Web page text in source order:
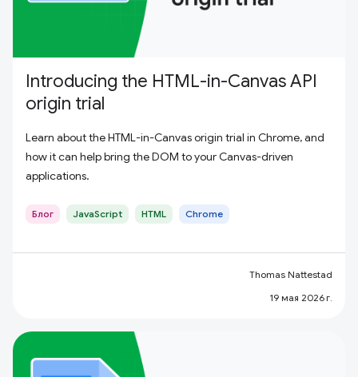
Introducing the HTML-in-Canvas API
origin trial
Learn about the HTML-in-Canvas origin trial in Chrome, and
how it can help bring the DOM to your Canvas-driven
applications.
Блог JavaScript HTML Chrome
Thomas Nattestad
19 мая 2026 г.